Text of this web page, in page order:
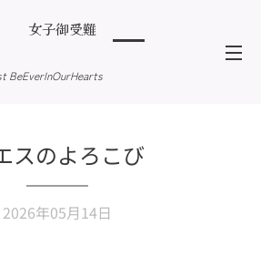
女子御受難
BeEverInOurHearts
スのよろこび
2026年05月14日